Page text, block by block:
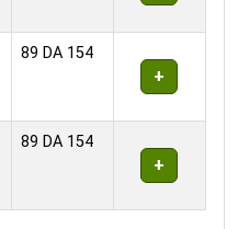
89 DA 154
89 DA 154